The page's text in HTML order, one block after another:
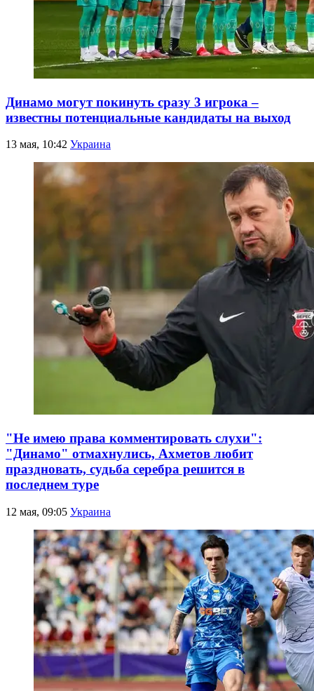
Динамо могут покинуть сразу 3 игрока –
известны потенциальные кандидаты на выход
13 мая, 10:42 Украина
"Не имею права комментировать слухи":
"Динамо" отмахнулись, Ахметов любит
праздновать, судьба серебра решится в
последнем туре
12 мая, 09:05 Украина